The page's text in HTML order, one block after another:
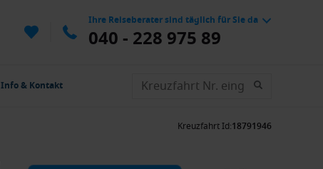
Ihre Reiseberater sind täglich für Sie da
040 - 228 975 89
Info & Kontakt
Kreuzfahrt Id:18791946